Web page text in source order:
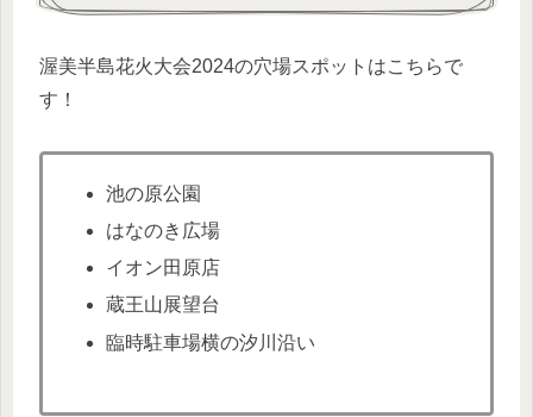
渥美半島花火大会2024の穴場スポットはこちらで
す！
池の原公園
はなのき広場
イオン田原店
蔵王山展望台
臨時駐車場横の汐川沿い